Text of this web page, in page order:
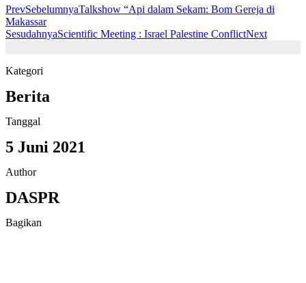
PrevSebelumnyaTalkshow “Api dalam Sekam: Bom Gereja di
Makassar
SesudahnyaScientific Meeting : Israel Palestine ConflictNext
Kategori
Berita
Tanggal
5 Juni 2021
Author
DASPR
Bagikan